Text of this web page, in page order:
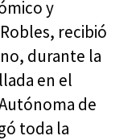
y
recibió
durante la
en el
de
toda la